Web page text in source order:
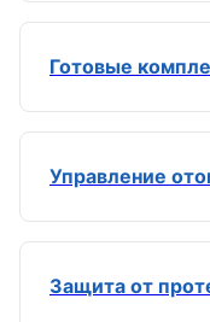
Готовые
Управление
Защита от